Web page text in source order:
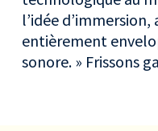
l’idée
entièrement
sonore. » Frissons